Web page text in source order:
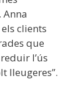
clients
que
l’ús
lleugeres”.